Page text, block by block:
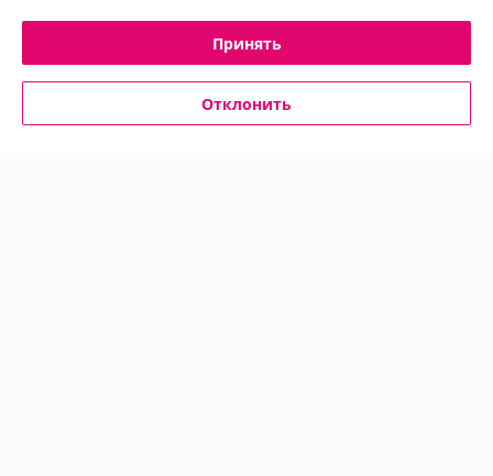
Контакты
Доставка и оплата
График работы
Принять
Отклонить